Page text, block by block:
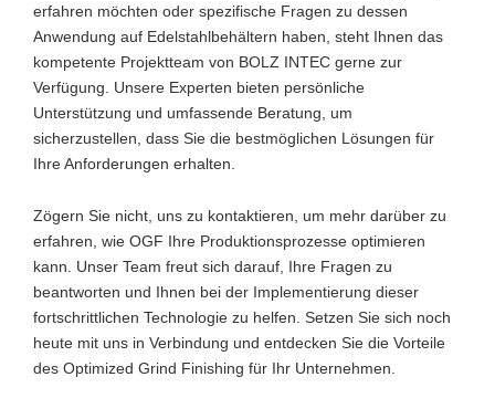
erfahren möchten oder spezifische Fragen zu dessen
Anwendung auf Edelstahlbehältern haben, steht Ihnen das
kompetente Projektteam von BOLZ INTEC gerne zur
Verfügung. Unsere Experten bieten persönliche
Unterstützung und umfassende Beratung, um
sicherzustellen, dass Sie die bestmöglichen Lösungen für
Ihre Anforderungen erhalten.
Zögern Sie nicht, uns zu kontaktieren, um mehr darüber zu
erfahren, wie OGF Ihre Produktionsprozesse optimieren
kann. Unser Team freut sich darauf, Ihre Fragen zu
beantworten und Ihnen bei der Implementierung dieser
fortschrittlichen Technologie zu helfen. Setzen Sie sich noch
heute mit uns in Verbindung und entdecken Sie die Vorteile
des Optimized Grind Finishing für Ihr Unternehmen.